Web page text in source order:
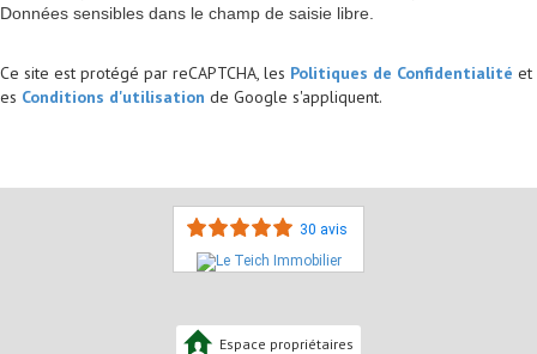
Données sensibles dans le champ de saisie libre.
Ce site est protégé par reCAPTCHA, les Politiques de Confidentialité et
es Conditions d'utilisation de Google s'appliquent.
30 avis
Espace propriétaires